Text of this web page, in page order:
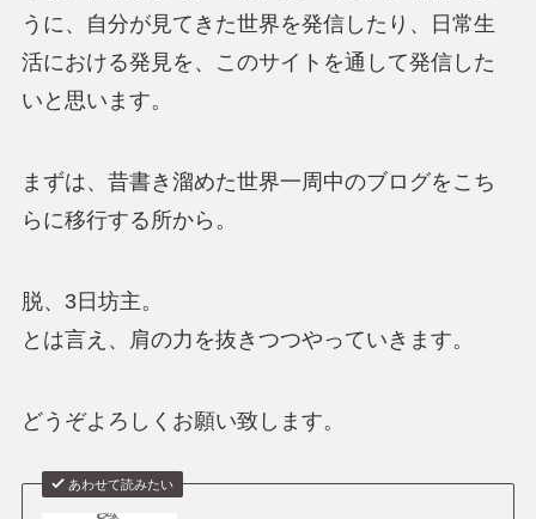
うに、自分が見てきた世界を発信したり、日常生
活における発見を、このサイトを通して発信した
いと思います。
まずは、昔書き溜めた世界一周中のブログをこち
らに移行する所から。
脱、3日坊主。
とは言え、肩の力を抜きつつやっていきます。
どうぞよろしくお願い致します。
あわせて読みたい